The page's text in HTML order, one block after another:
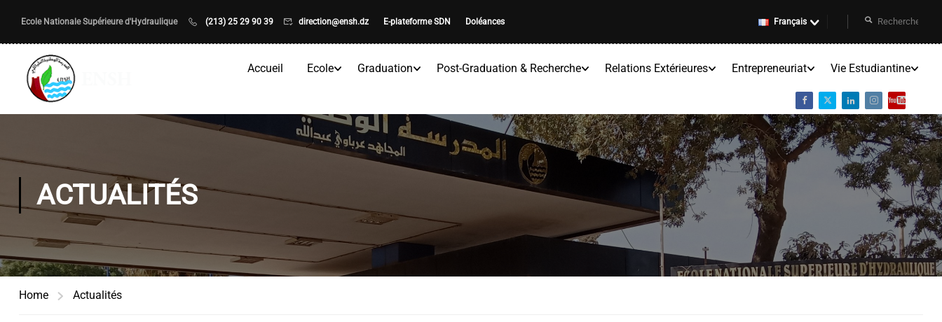
Ecole Nationale Supérieure d'Hydraulique (213) 25 29 90 39 direction@ensh.dz E-plateforme SDN Doléances Français
Accueil Ecole Graduation Post-Graduation & Recherche Relations Extérieures Entrepreneuriat Vie Estudiantine
ACTUALITÉS
Home Actualités